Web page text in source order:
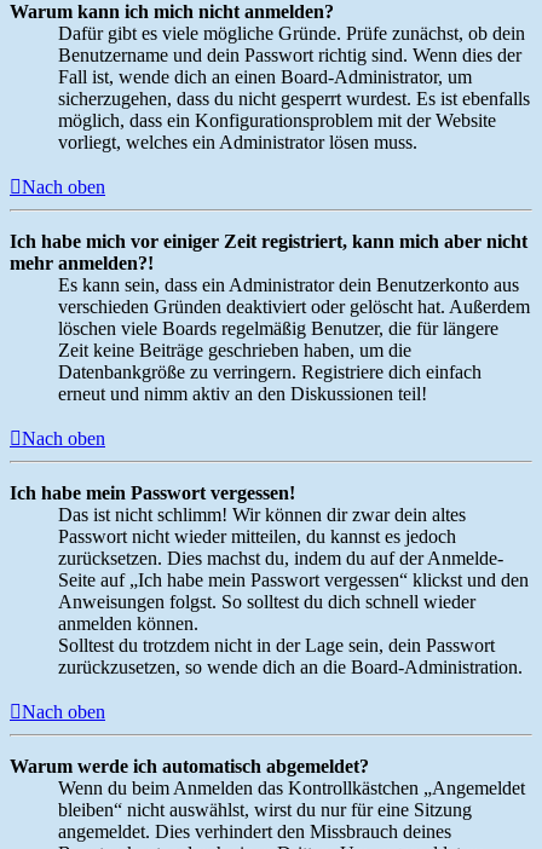
Warum kann ich mich nicht anmelden?
Dafür gibt es viele mögliche Gründe. Prüfe zunächst, ob dein
Benutzername und dein Passwort richtig sind. Wenn dies der
Fall ist, wende dich an einen Board-Administrator, um
sicherzugehen, dass du nicht gesperrt wurdest. Es ist ebenfalls
möglich, dass ein Konfigurationsproblem mit der Website
vorliegt, welches ein Administrator lösen muss.
Nach oben
Ich habe mich vor einiger Zeit registriert, kann mich aber nicht
mehr anmelden?!
Es kann sein, dass ein Administrator dein Benutzerkonto aus
verschieden Gründen deaktiviert oder gelöscht hat. Außerdem
löschen viele Boards regelmäßig Benutzer, die für längere
Zeit keine Beiträge geschrieben haben, um die
Datenbankgröße zu verringern. Registriere dich einfach
erneut und nimm aktiv an den Diskussionen teil!
Nach oben
Ich habe mein Passwort vergessen!
Das ist nicht schlimm! Wir können dir zwar dein altes
Passwort nicht wieder mitteilen, du kannst es jedoch
zurücksetzen. Dies machst du, indem du auf der Anmelde-
Seite auf „Ich habe mein Passwort vergessen“ klickst und den
Anweisungen folgst. So solltest du dich schnell wieder
anmelden können.
Solltest du trotzdem nicht in der Lage sein, dein Passwort
zurückzusetzen, so wende dich an die Board-Administration.
Nach oben
Warum werde ich automatisch abgemeldet?
Wenn du beim Anmelden das Kontrollkästchen „Angemeldet
bleiben“ nicht auswählst, wirst du nur für eine Sitzung
angemeldet. Dies verhindert den Missbrauch deines